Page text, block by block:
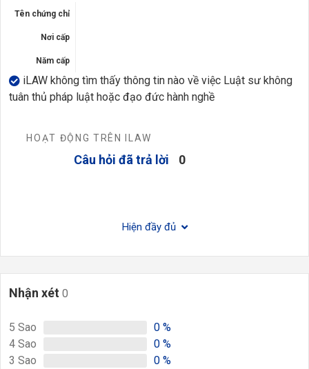
Tên chứng chỉ
Nơi cấp
Năm cấp
iLAW không tìm thấy thông tin nào về việc Luật sư không
tuân thủ pháp luật hoặc đạo đức hành nghề
HOẠT ĐỘNG TRÊN ILAW
Câu hỏi đã trả lời 0
Hiện đầy đủ
Nhận xét 0
5 Sao 0 %
4 Sao 0 %
3 Sao 0 %